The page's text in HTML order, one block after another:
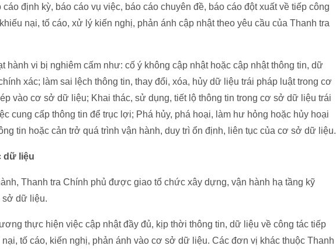
định kỳ, báo cáo vụ việc, báo cáo chuyên đề, báo cáo đột xuất về tiếp công
nại, tố cáo, xử lý kiến nghị, phản ánh cập nhật theo yêu cầu của Thanh tra
hành vi bị nghiêm cấm như: cố ý không cập nhật hoặc cập nhật thông tin, dữ
xác; làm sai lệch thông tin, thay đổi, xóa, hủy dữ liệu trái pháp luật trong cơ
vào cơ sở dữ liệu; Khai thác, sử dụng, tiết lộ thông tin trong cơ sở dữ liệu trái
cung cấp thông tin để trục lợi; Phá hủy, phá hoại, làm hư hỏng hoặc hủy hoại
tin hoặc cản trở quá trình vận hành, duy trì ổn định, liên tục của cơ sở dữ liệu.
dữ liệu
Thanh tra Chính phủ được giao tổ chức xây dựng, vận hành hạ tầng kỹ
sở dữ liệu.
thực hiện việc cập nhật đầy đủ, kịp thời thông tin, dữ liệu về công tác tiếp
tố cáo, kiến nghị, phản ánh vào cơ sở dữ liệu. Các đơn vị khác thuộc Thanh